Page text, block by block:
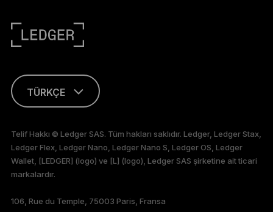
TÜRKÇE
FRANÇAIS
DEUTSCH
PORTUGUÊS
Telif Hakkı © Ledger SAS. Tüm hakları saklıdır. Ledger, Ledger Stax,
Ledger Flex, Ledger Nano, Ledger Nano S, Ledger OS, Ledger
Wallet, [LEDGER] (logo) ve [L] (logo), Ledger SAS şirketine ait ticari
markalardır.
106, Rue du Temple, 75003 Paris, Fransa